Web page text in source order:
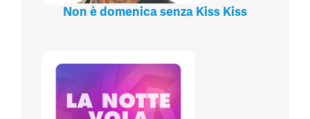
Non è domenica senza Kiss Kiss